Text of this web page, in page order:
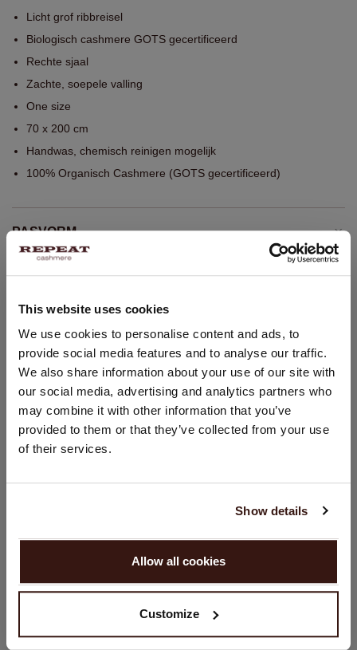
This website uses cookies
We use cookies to personalise content and ads, to
provide social media features and to analyse our traffic.
We also share information about your use of our site with
our social media, advertising and analytics partners who
may combine it with other information that you’ve
provided to them or that they’ve collected from your use
of their services.
Show details
Allow all cookies
Customize
Licht grof ribbreisel
Biologisch cashmere GOTS gecertificeerd
Rechte sjaal
Zachte, soepele valling
One size
70 x 200 cm
Handwas, chemisch reinigen mogelijk
100% Organisch Cashmere (GOTS gecertificeerd)
PASVORM
WASVOORSCHRIFT
VERZENDEN & RETOURNEREN
DIT VINDT U MISSCHIEN OOK LEUK
LAND WIJZIGEN
U bezoekt Repeat cashmere vanuit Nederland (€). Wilt u uw
land wijzigen?
Verenigde Staten ($)
GA VERDER